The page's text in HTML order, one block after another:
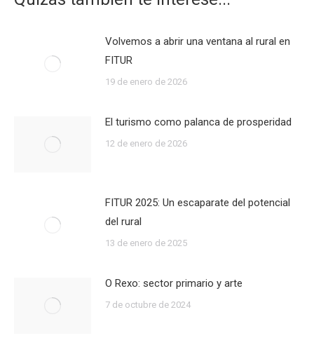
Volvemos a abrir una ventana al rural en
FITUR
19 de enero de 2026
El turismo como palanca de prosperidad
12 de enero de 2026
FITUR 2025: Un escaparate del potencial
del rural
13 de enero de 2025
O Rexo: sector primario y arte
7 de octubre de 2024